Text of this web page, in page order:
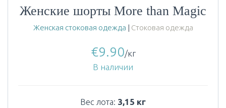
Женские шорты More than Magic
Женская стоковая одежда | Стоковая одежда
€9.90/кг
В наличии
Вес лота: 3,15 кг